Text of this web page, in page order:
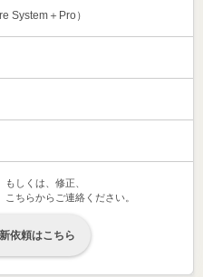
System＋Pro）
しくは、修正、
ちらからご連絡ください。
依頼はこちら